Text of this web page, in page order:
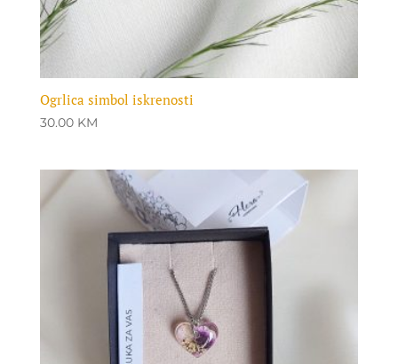
Ogrlica simbol iskrenosti
30.00 KM